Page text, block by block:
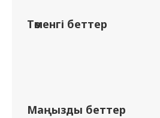
Төменгі беттер
Маңызды беттер